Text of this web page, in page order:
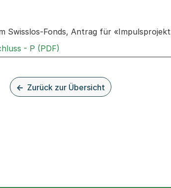
zu den Sitzungen zum Geschäft
Swisslos-Fonds, Antrag für
- P (PDF)
Zurück zur Übersicht